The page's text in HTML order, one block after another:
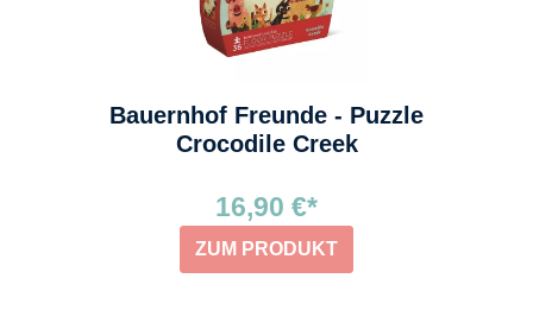
Bauernhof Freunde - Puzzle
Crocodile Creek
16,90 €*
ZUM PRODUKT